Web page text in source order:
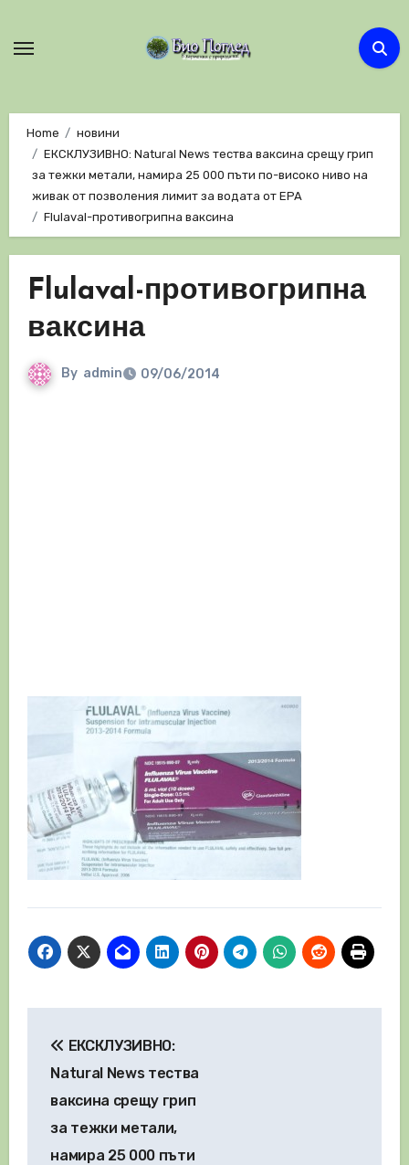
Home
новини
ЕКСКЛУЗИВНО: Natural News тества ваксина срещу грип
за тежки метали, намира 25 000 пъти по-високо ниво на
живак от позволения лимит за водата от EPA
Flulaval-противогрипна ваксина
Flulaval-противогрипна
ваксина
By admin 09/06/2014
ЕКСКЛУЗИВНО:
Natural News тества
ваксина срещу грип
за тежки метали,
намира 25 000 пъти